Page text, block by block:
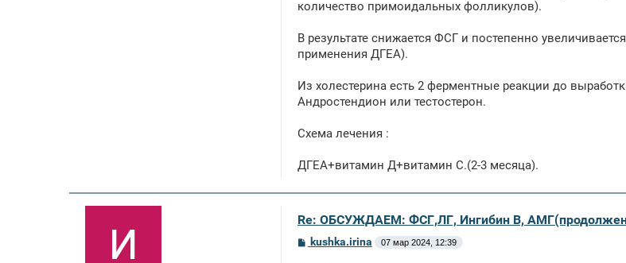
количество примоидальных фолликулов).
В результате снижается ФСГ и постепенно
применения ДГЕА).
Из холестерина есть 2 ферментные реакции до
Андростендион или тестостерон.
Схема лечения :
ДГЕА+витамин Д+витамин С.(2-3 месяца).
Re: ОБСУЖДАЕМ: ФСГ,ЛГ, Ингибин В,
Сkushka.irina 07 мар 2024, 12:39